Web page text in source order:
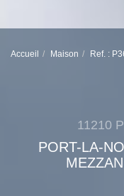
Accueil Maison Ref. :
11210
PORT-LA-